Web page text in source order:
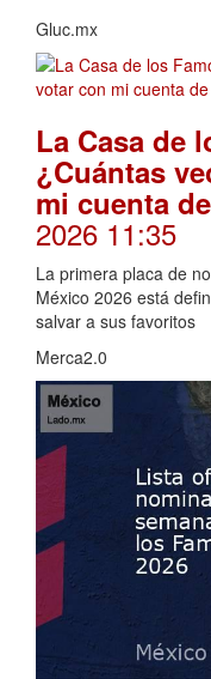
Gluc.mx
La Casa de
¿Cuántas
mi cuenta
2026 11:35
La primera placa de
México 2026 está
salvar a sus favoritos
Merca2.0